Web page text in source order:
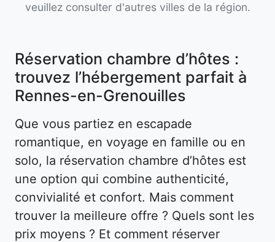
veuillez consulter d'autres villes de la région.
Réservation chambre d’hôtes :
trouvez l’hébergement parfait à
Rennes-en-Grenouilles
Que vous partiez en escapade
romantique, en voyage en famille ou en
solo, la réservation chambre d’hôtes est
une option qui combine authenticité,
convivialité et confort. Mais comment
trouver la meilleure offre ? Quels sont les
prix moyens ? Et comment réserver